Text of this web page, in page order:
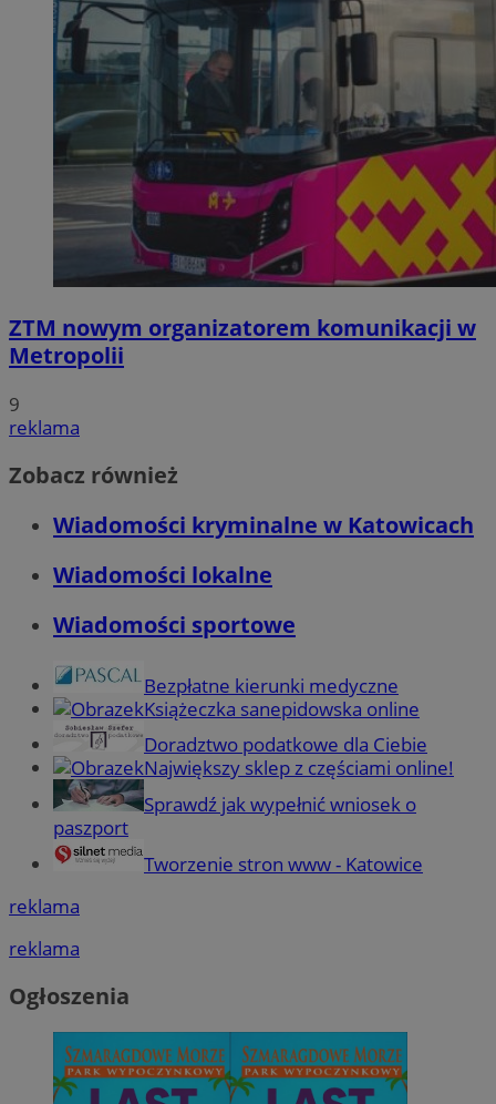
ZTM nowym organizatorem komunikacji w
Metropolii
9
reklama
Zobacz również
Wiadomości kryminalne w Katowicach
Wiadomości lokalne
Wiadomości sportowe
Bezpłatne kierunki medyczne
Książeczka sanepidowska online
Doradztwo podatkowe dla Ciebie
Największy sklep z częściami online!
Sprawdź jak wypełnić wniosek o
paszport
Tworzenie stron www - Katowice
reklama
reklama
Ogłoszenia